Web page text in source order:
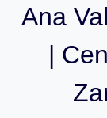
Ana
|